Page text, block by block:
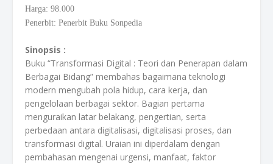
Harga: 98.000
Penerbit: Penerbit Buku Sonpedia
Sinopsis :
Buku “Transformasi Digital : Teori dan Penerapan dalam
Berbagai Bidang” membahas bagaimana teknologi
modern mengubah pola hidup, cara kerja, dan
pengelolaan berbagai sektor. Bagian pertama
menguraikan latar belakang, pengertian, serta
perbedaan antara digitalisasi, digitalisasi proses, dan
transformasi digital. Uraian ini diperdalam dengan
pembahasan mengenai urgensi, manfaat, faktor